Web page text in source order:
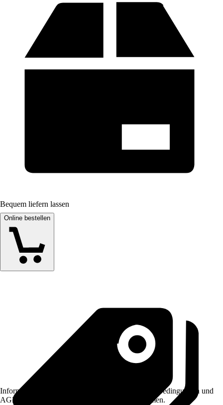
Bequem liefern lassen
Online bestellen
Informationen des Verkäufers, wie z. B. Rückgabebedingungen und
AGB, finden Sie bei Klick auf den Verkäufernamen.